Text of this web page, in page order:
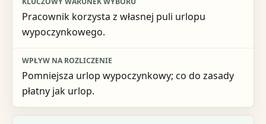
Pracownik korzysta z własnej puli urlopu
wypoczynkowego.
Pomniejsza urlop wypoczynkowy; co do zasady
płatny jak urlop.